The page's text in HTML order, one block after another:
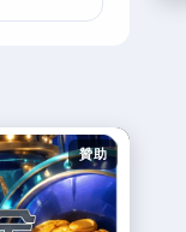
贊助